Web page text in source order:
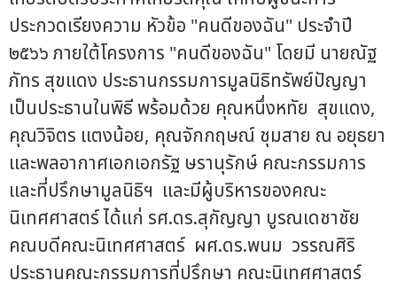
ประกวดเรียงความ หัวข้อ "คนดีของฉัน" ประจำปี
๒๕๖๖ ภายใต้โครงการ "คนดีของฉัน" โดยมี นายณัฐ
ภัทร สุขแดง ประธานกรรมการมูลนิธิทรัพย์ปัญญา
เป็นประธานในพิธี พร้อมด้วย คุณหนึ่งหทัย สุขแดง,
คุณวิจิตร แตงน้อย, คุณจักกฤษณ์ ชุมสาย ณ อยุธยา
และพลอากาศเอกเอกรัฐ ษรานุรักษ์ คณะกรรมการ
และที่ปรึกษามูลนิธิฯ และมีผู้บริหารของคณะ
นิเทศศาสตร์ ได้แก่ รศ.ดร.สุกัญญา บูรณเดชาชัย
คณบดีคณะนิเทศศาสตร์ ผศ.ดร.พนม วรรณศิริ
ประธานคณะกรรมการที่ปรึกษา คณะนิเทศศาสตร์